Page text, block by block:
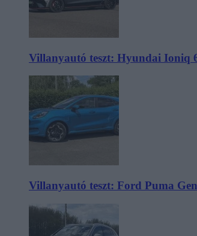
Villanyautó teszt: Hyundai Ioniq
Villanyautó teszt: Ford Puma